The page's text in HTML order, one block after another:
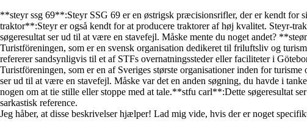
**steyr ssg 69**:Steyr SSG 69 er en østrigsk præcisionsrifler, der er kendt
traktor**:Steyr er også kendt for at producere traktorer af høj kvalitet. Steyr-
søgeresultat ser ud til at være en stavefejl. Måske mente du noget andet?
Turistföreningen, som er en svensk organisation dedikeret til friluftsliv og
refererer sandsynligvis til et af STFs overnatningssteder eller faciliteter i
Turistföreningen, som er en af Sveriges største organisationer inden for
ser ud til at være en stavefejl. Måske var det en anden søgning, du havde i
nogen om at tie stille eller stoppe med at tale.**stfu carl**:Dette søgeresultat
sarkastisk reference.
Jeg håber, at disse beskrivelser hjælper! Lad mig vide, hvis der er noget